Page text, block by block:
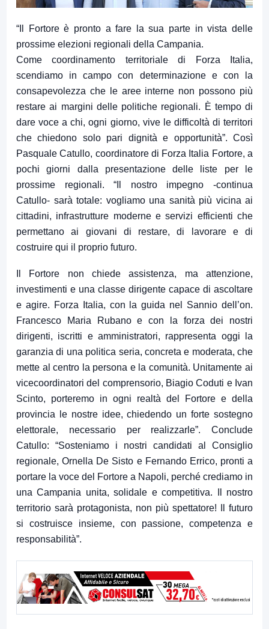
“Il Fortore è pronto a fare la sua parte in vista delle
prossime elezioni regionali della Campania.
Come coordinamento territoriale di Forza Italia,
scendiamo in campo con determinazione e con la
consapevolezza che le aree interne non possono più
restare ai margini delle politiche regionali. È tempo di
dare voce a chi, ogni giorno, vive le difficoltà di territori
che chiedono solo pari dignità e opportunità”. Così
Pasquale Catullo, coordinatore di Forza Italia Fortore, a
pochi giorni dalla presentazione delle liste per le
prossime regionali. “Il nostro impegno -continua
Catullo- sarà totale: vogliamo una sanità più vicina ai
cittadini, infrastrutture moderne e servizi efficienti che
permettano ai giovani di restare, di lavorare e di
costruire qui il proprio futuro.
Il Fortore non chiede assistenza, ma attenzione,
investimenti e una classe dirigente capace di ascoltare
e agire. Forza Italia, con la guida nel Sannio dell’on.
Francesco Maria Rubano e con la forza dei nostri
dirigenti, iscritti e amministratori, rappresenta oggi la
garanzia di una politica seria, concreta e moderata, che
mette al centro la persona e la comunità. Unitamente ai
vicecoordinatori del comprensorio, Biagio Coduti e Ivan
Scinto, porteremo in ogni realtà del Fortore e della
provincia le nostre idee, chiedendo un forte sostegno
elettorale, necessario per realizzarle”. Conclude
Catullo: “Sosteniamo i nostri candidati al Consiglio
regionale, Ornella De Sisto e Fernando Errico, pronti a
portare la voce del Fortore a Napoli, perché crediamo in
una Campania unita, solidale e competitiva. Il nostro
territorio sarà protagonista, non più spettatore! Il futuro
si costruisce insieme, con passione, competenza e
responsabilità”.